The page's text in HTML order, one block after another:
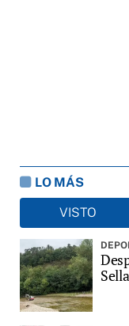
LO MÁS
VISTO
Sella